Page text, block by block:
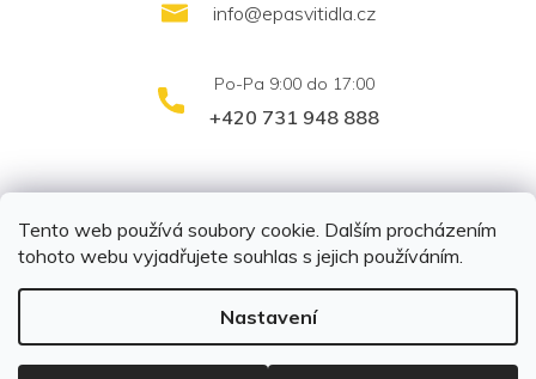
Tento web používá soubory cookie. Dalším procházením
tohoto webu vyjadřujete souhlas s jejich používáním.
Nastavení
info@epasvitidla.cz
+420 731 948 888
Copyright 2026EPA svítidla s.r.o.. Všechna práva
vyhrazena.Upravit nastavení cookies